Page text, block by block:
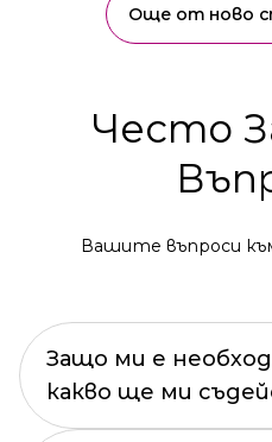
Още от ново
Често
Вашите въпроси
Защо ми е
какво ще ми